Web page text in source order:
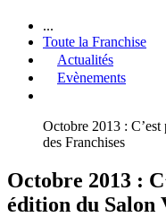
...
Toute la Franchise
Actualités
Evènements
Octobre 2013 :
des Franchises
Octobre 2013 :
édition du Salon